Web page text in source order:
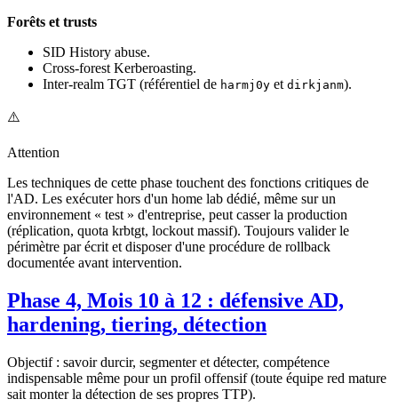
Forêts et trusts
SID History abuse.
Cross-forest Kerberoasting.
Inter-realm TGT (référentiel de harmj0y et dirkjanm).
⚠️
Attention
Les techniques de cette phase touchent des fonctions critiques de
l'AD. Les exécuter hors d'un home lab dédié, même sur un
environnement « test » d'entreprise, peut casser la production
(réplication, quota krbtgt, lockout massif). Toujours valider le
périmètre par écrit et disposer d'une procédure de rollback
documentée avant intervention.
Phase 4, Mois 10 à 12 : défensive AD,
hardening, tiering, détection
Objectif : savoir durcir, segmenter et détecter, compétence
indispensable même pour un profil offensif (toute équipe red mature
sait monter la détection de ses propres TTP).